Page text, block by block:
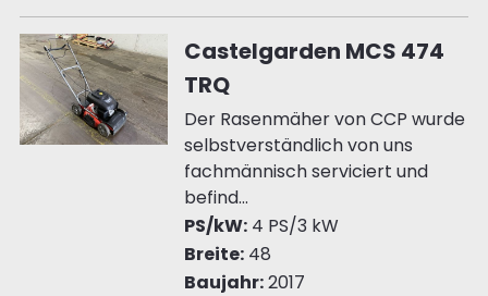
Castelgarden MCS 474
TRQ
Der Rasenmäher von CCP wurde
selbstverständlich von uns
fachmännisch serviciert und
befind...
PS/kW:4 PS/3 kW
Breite:48
Baujahr:2017